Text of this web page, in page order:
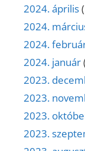
2024. április
2024.
2024.
2024. január
2023.
2023.
2023.
2023.